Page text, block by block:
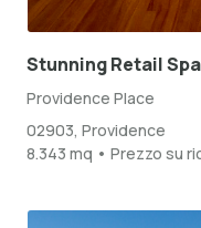
Stunning Retail
Providence Place
02903, Providence
8.343 mq • Prezzo su